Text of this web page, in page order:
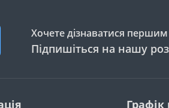
Хочете дізнаватися першим
Підпишіться на нашу
Графік